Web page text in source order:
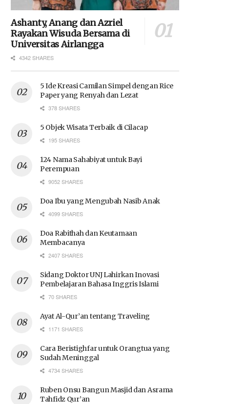
Ashanty, Anang dan Azriel
Rayakan Wisuda Bersama di
Universitas Airlangga
4342 SHARES
5 Ide Kreasi Camilan Simpel dengan Rice
Paper yang Renyah dan Lezat
378 SHARES
5 Objek Wisata Terbaik di Cilacap
195 SHARES
124 Nama Sahabiyat untuk Bayi
Perempuan
9052 SHARES
Doa Ibu yang Mengubah Nasib Anak
4099 SHARES
Doa Rabithah dan Keutamaan
Membacanya
2407 SHARES
Sidang Doktor UNJ Lahirkan Inovasi
Pembelajaran Bahasa Inggris Islami
70 SHARES
Ayat Al-Qur’an tentang Traveling
1171 SHARES
Cara Beristighfar untuk Orangtua yang
Sudah Meninggal
4734 SHARES
Ruben Onsu Bangun Masjid dan Asrama
Tahfidz Qur’an